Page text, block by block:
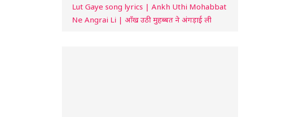
Lut Gaye song lyrics | Ankh Uthi Mohabbat
Ne Angrai Li | आँख उठी मुहब्बत ने अंगड़ाई ली